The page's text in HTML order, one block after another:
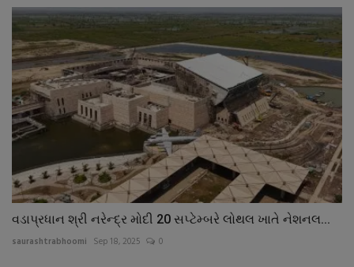
વડાપ્રધાન શ્રી નરેન્દ્ર મોદી 20 સપ્ટેમ્બરે લોથલ ખાતે નેશનલ...
saurashtrabhoomi Sep 18, 2025 0